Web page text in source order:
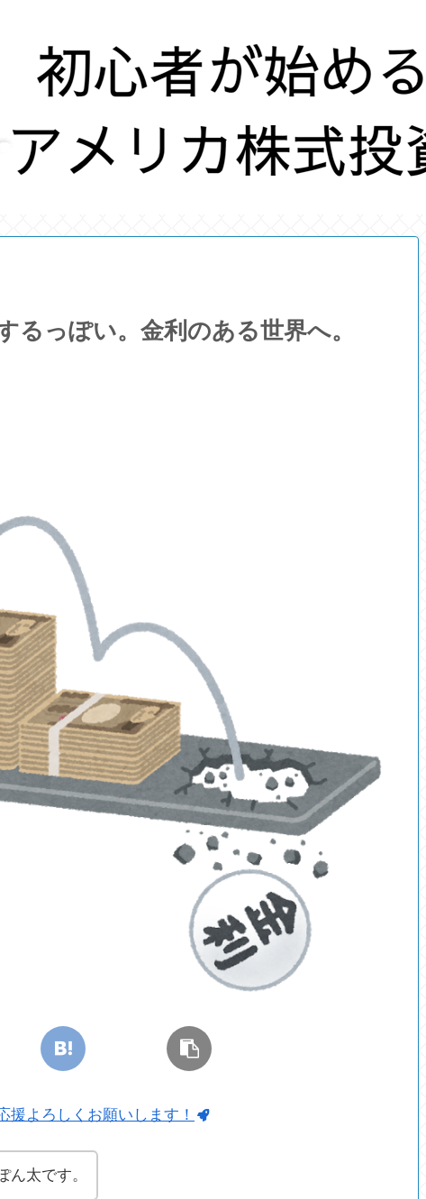
るっぽい。金利のある世界へ。
援よろしくお願いします！
ん太です。